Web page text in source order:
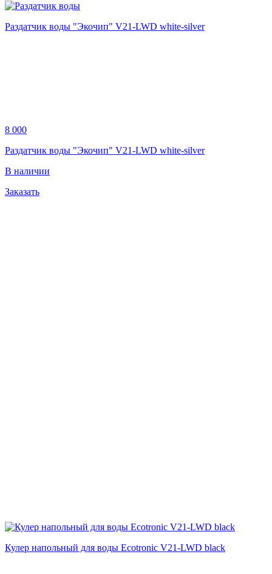
Раздатчик воды "Экочип" V21-LWD white-silver
8 000
Раздатчик воды "Экочип" V21-LWD white-silver
В наличии
Заказать
Кулер напольный для воды Ecotronic V21-LWD black